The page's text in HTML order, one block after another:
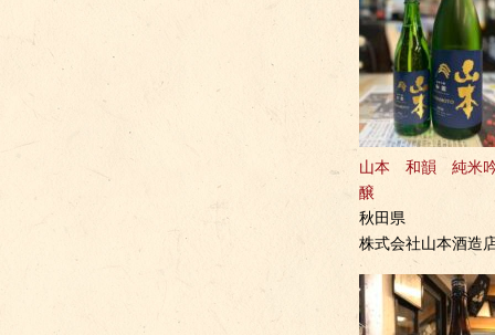
山本 和韻 純米
醸
秋田県
株式会社山本酒造